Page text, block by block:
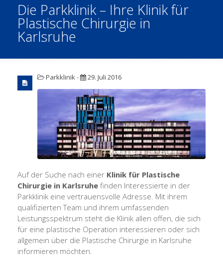
Die Parkklinik – Ihre Klinik für
Plastische Chirurgie in
Karlsruhe
Parkklinik- 29. Juli 2016
Auf der Suche nach einer Klinik für Plastische
Chirurgie in Karlsruhe finden Interessierte in der
Parkklinik eine vertrauensvolle Adresse. Mit ihrem
qualifizierten Team und ihrem umfassenden
Leistungsspektrum steht die Klinik allen offen, die sich
für eine plastische Operation interessieren oder sich
allgemein über die Plastische Chirurgie in Karlsruhe
informieren möchten.